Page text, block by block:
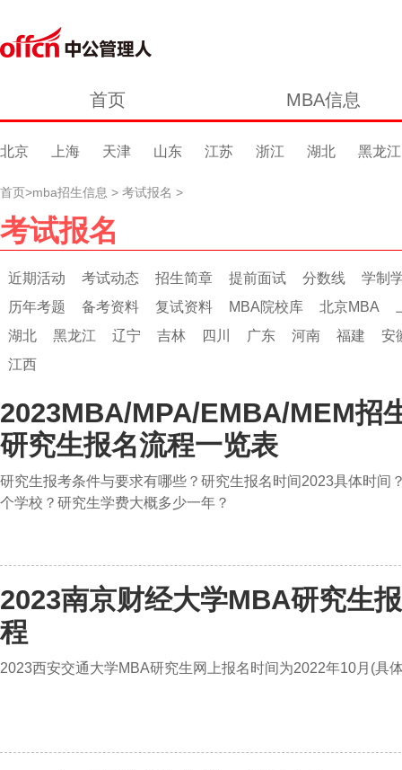
首页 MBA信息
北京 上海 天津 山东 江苏 浙江 湖北 黑龙江
首页>mba招生信息 > 考试报名 >
考试报名
近期活动 考试动态 招生简章 提前面试 分数线
学制
历年考题
备考资料 复试资料 MBA院校库 北京MBA
湖北
黑龙江 辽宁 吉林 四川 广东 河南 福建
安
江西
2023MBA/MPA/EMBA/MEM招
研究生报名流程一览表
研究生报考条件与要求有哪些？研究生报名时间2023具体时间
个学校？研究生学费大概多少一年？
2023南京财经大学MBA研究生
程
2023西安交通大学MBA研究生网上报名时间为2022年10月(